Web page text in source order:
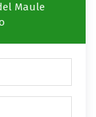
Maule